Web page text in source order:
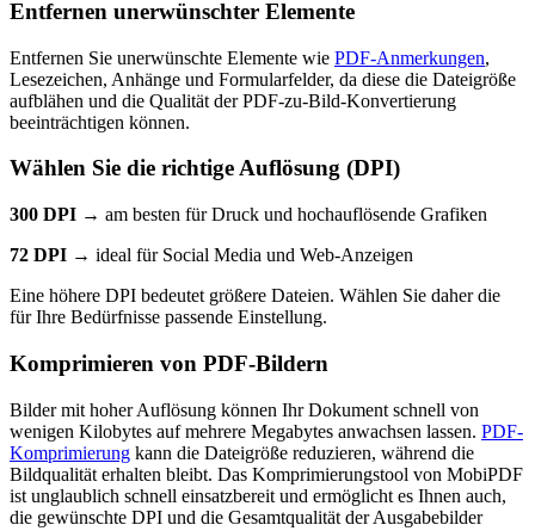
Entfernen unerwünschter Elemente
Entfernen Sie unerwünschte Elemente wie PDF-Anmerkungen,
Lesezeichen, Anhänge und Formularfelder, da diese die Dateigröße
aufblähen und die Qualität der PDF-zu-Bild-Konvertierung
beeinträchtigen können.
Wählen Sie die richtige Auflösung (DPI)
300 DPI → am besten für Druck und hochauflösende Grafiken
72 DPI → ideal für Social Media und Web-Anzeigen
Eine höhere DPI bedeutet größere Dateien. Wählen Sie daher die
für Ihre Bedürfnisse passende Einstellung.
Komprimieren von PDF-Bildern
Bilder mit hoher Auflösung können Ihr Dokument schnell von
wenigen Kilobytes auf mehrere Megabytes anwachsen lassen. PDF-
Komprimierung kann die Dateigröße reduzieren, während die
Bildqualität erhalten bleibt. Das Komprimierungstool von MobiPDF
ist unglaublich schnell einsatzbereit und ermöglicht es Ihnen auch,
die gewünschte DPI und die Gesamtqualität der Ausgabebilder